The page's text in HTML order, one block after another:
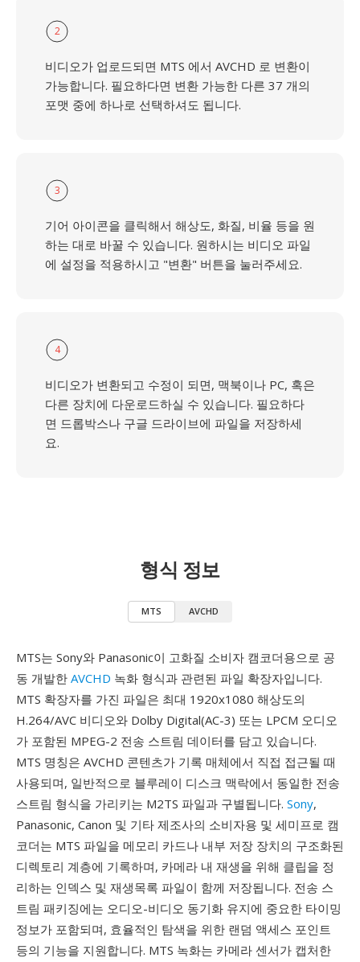
2
비디오가 업로드되면 MTS 에서 AVCHD 로 변환이
가능합니다. 필요하다면 변환 가능한 다른 37 개의
포맷 중에 하나로 선택하셔도 됩니다.
3
기어 아이콘을 클릭해서 해상도, 화질, 비율 등을 원
하는 대로 바꿀 수 있습니다. 원하시는 비디오 파일
에 설정을 적용하시고 "변환" 버튼을 눌러주세요.
4
비디오가 변환되고 수정이 되면, 맥북이나 PC, 혹은
다른 장치에 다운로드하실 수 있습니다. 필요하다
면 드롭박스나 구글 드라이브에 파일을 저장하세
요.
형식 정보
MTS AVCHD
MTS는 Sony와 Panasonic이 고화질 소비자 캠코더용으로 공
동 개발한 AVCHD 녹화 형식과 관련된 파일 확장자입니다.
MTS 확장자를 가진 파일은 최대 1920x1080 해상도의
H.264/AVC 비디오와 Dolby Digital(AC-3) 또는 LPCM 오디오
가 포함된 MPEG-2 전송 스트림 데이터를 담고 있습니다.
MTS 명칭은 AVCHD 콘텐츠가 기록 매체에서 직접 접근될 때
사용되며, 일반적으로 블루레이 디스크 맥락에서 동일한 전송
스트림 형식을 가리키는 M2TS 파일과 구별됩니다. Sony,
Panasonic, Canon 및 기타 제조사의 소비자용 및 세미프로 캠
코더는 MTS 파일을 메모리 카드나 내부 저장 장치의 구조화된
디렉토리 계층에 기록하며, 카메라 내 재생을 위해 클립을 정
리하는 인덱스 및 재생목록 파일이 함께 저장됩니다. 전송 스
트림 패키징에는 오디오-비디오 동기화 유지에 중요한 타이밍
정보가 포함되며, 효율적인 탐색을 위한 랜덤 액세스 포인트
등의 기능을 지원합니다. MTS 녹화는 카메라 센서가 캡처한